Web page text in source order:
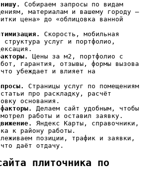
Собираем запросы по видам
материалам и вашему городу —
цена» до «облицовка ванной
Скорость, мобильная
структура услуг и портфолио,
Цены за м2, портфолио с
гарантия, отзывы, формы вызова
убеждает и влияет на
Страницы услуг по помещениям
про раскладку, расчёт
основания.
Делаем сайт удобным, чтобы
работы и оставил заявку.
Яндекс Карты, справочники,
к району работы.
позиции, трафик и заявки,
даёт отдачу.
плиточника по